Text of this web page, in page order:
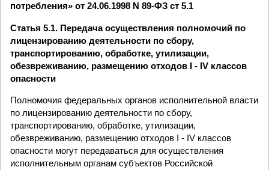
потребления» от 24.06.1998 N 89-ФЗ ст 5.1
Статья 5.1. Передача осуществления полномочий по
лицензированию деятельности по сбору,
транспортированию, обработке, утилизации,
обезвреживанию, размещению отходов I - IV классов
опасности
Полномочия федеральных органов исполнительной власти
по лицензированию деятельности по сбору,
транспортированию, обработке, утилизации,
обезвреживанию, размещению отходов I - IV классов
опасности могут передаваться для осуществления
исполнительным органам субъектов Российской